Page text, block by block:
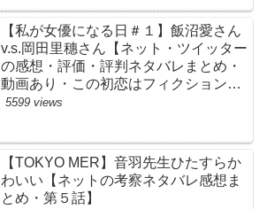
【私が女優になる日＃１】飯沼愛さん
v.s.岡田里穗さん【ネット・ツイッター
の感想・評価・評判ネタバレまとめ・
動画あり・この初恋はフィクションで
す・初恋Ｆ】
5599 views
【TOKYO MER】音羽先生ひたすらか
わいい【ネットの考察ネタバレ感想ま
とめ・第５話】